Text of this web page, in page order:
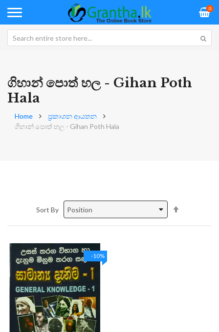
0
ගිහාන් පොත් හල - Gihan Poth
Hala
Home
ප්‍රකාශන ආයතන
ගිහාන් පොත් හල - Gihan Poth Hala
Sort By
Direction
-10%